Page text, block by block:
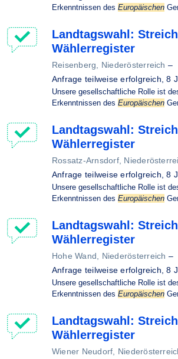
Erkenntnissen des Europäischen
Landtagswahl:
Wählerregister
Reisenberg, Niederösterreich –
Anfrage teilweise erfolgreich,8
Unsere gesellschaftliche Rolle ist
Erkenntnissen des Europäischen
Landtagswahl:
Wählerregister
Rossatz-Arnsdorf,
Anfrage teilweise erfolgreich,8
Unsere gesellschaftliche Rolle ist
Erkenntnissen des Europäischen
Landtagswahl:
Wählerregister
Hohe Wand, Niederösterreich –
Anfrage teilweise erfolgreich,8
Unsere gesellschaftliche Rolle ist
Erkenntnissen des Europäischen
Landtagswahl:
Wählerregister
Wiener Neudorf,